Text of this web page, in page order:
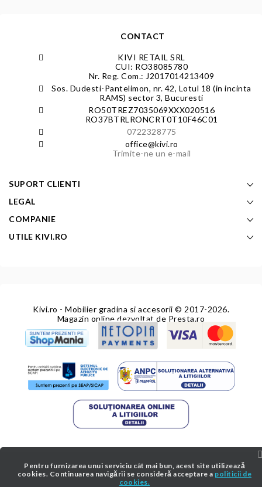
CONTACT
KIVI RETAIL SRL
CUI: RO38085780
Nr. Reg. Com.: J2017014213409
Sos. Dudesti-Pantelimon, nr. 42, Lotul 18 (in incinta
RAMS) sector 3, Bucuresti
RO50TREZ7035069XXX020516
RO37BTRLRONCRT0T10F46C01
0722328775
office@kivi.ro
Trimite-ne un e-mail
SUPORT CLIENTI
LEGAL
COMPANIE
UTILE KIVI.RO
Kivi.ro - Mobilier gradina si accesorii © 2017-2026.
Magazin online dezvoltat de Presta.ro
Pentru furnizarea unui serviciu cât mai bun, acest site utilizează
cookies. Continuarea navigării se consideră acceptare a politicii de
cookies.